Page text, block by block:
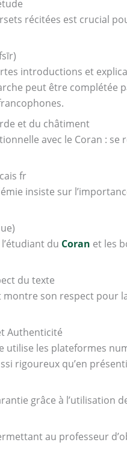
récitées est crucial
introductions et
peut être complétée
et du châtiment
avec le Coran :
fr
insiste sur
du Coran et les
du texte
son respect pour
Authenticité
utilise les plateformes
rigoureux qu’en
grâce à l’utilisation
au professeur